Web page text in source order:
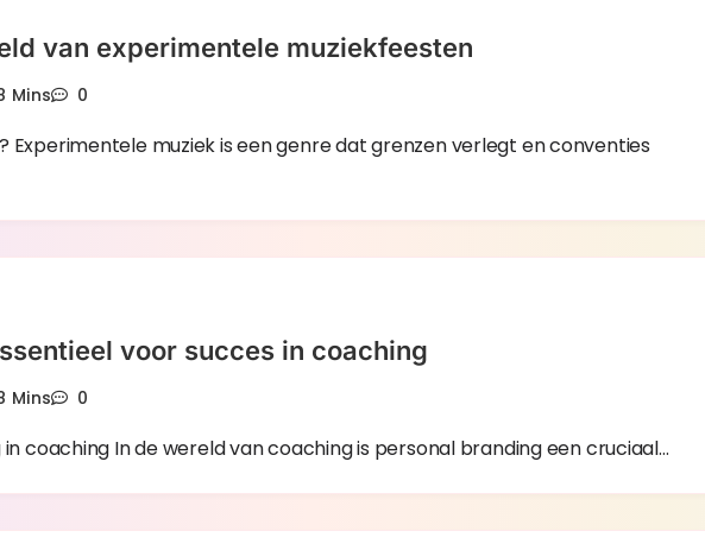
van experimentele muziekfeesten
Mins 0
Experimentele muziek is een genre dat grenzen verlegt en conventies
voor succes in coaching
Mins 0
coaching In de wereld van coaching is personal branding een cruciaal…